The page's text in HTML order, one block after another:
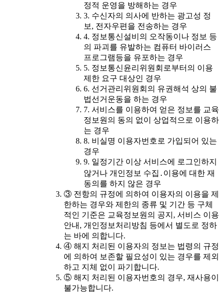
정적 운영을 방해하는 경우
3. 수신자의 의사에 반하는 광고성 정
보, 전자우편을 전송하는 경우
4. 정보통신설비의 오작동이나 정보 등
의 파괴를 유발하는 컴퓨터 바이러스
프로그램등을 유포하는 경우
5. 정보통신윤리위원회로부터의 이용
제한 요구 대상인 경우
6. 선거관리위원회의 유권해석 상의 불
법선거운동을 하는 경우
7. 서비스를 이용하여 얻은 정보를 교육
정보원의 동의 없이 상업적으로 이용하
는 경우
8. 비실명 이용자번호로 가입되어 있는
경우
9. 일정기간 이상 서비스에 로그인하지
않거나 개인정보 수집․이용에 대한 재
동의를 하지 않은 경우
③ 전항의 규정에 의하여 이용자의 이용을 제
한하는 경우와 제한의 종류 및 기간 등 구체
적인 기준은 교육정보원의 공지, 서비스 이용
안내, 개인정보처리방침 등에서 별도로 정하
는 바에 의합니다.
④ 해지 처리된 이용자의 정보는 법령의 규정
에 의하여 보존할 필요성이 있는 경우를 제외
하고 지체 없이 파기합니다.
⑤ 해지 처리된 이용자번호의 경우, 재사용이
불가능합니다.